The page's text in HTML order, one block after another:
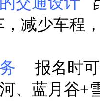
减少车程
报名时可
、蓝月谷+